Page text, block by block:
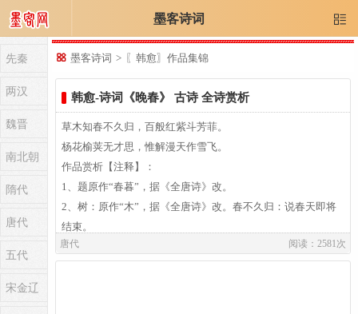
墨客诗词 
先秦
两汉
魏晋
南北朝
隋代
唐代
五代
宋金辽
 墨客诗词 > 〖韩愈〗作品集锦
韩愈-诗词《晚春》 古诗 全诗赏析
草木知春不久归，百般红紫斗芳菲。
杨花榆荚无才思，惟解漫天作雪飞。
作品赏析【注释】：
1、题原作“春暮”，据《全唐诗》改。
2、树：原作“木”，据《全唐诗》改。春不久归：说春天即将
结束。
3、芳菲：形容花草的芬芳、茂盛。刘禹锡《春日书怀》：“野
唐代 阅读：2581次